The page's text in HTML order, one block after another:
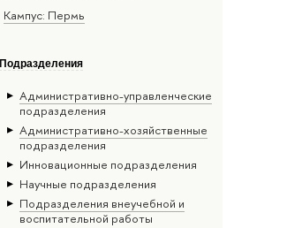
Кампус: Пермь
Подразделения
Административно-управленческие
подразделения
Административно-хозяйственные
подразделения
Инновационные подразделения
Научные подразделения
Подразделения внеучебной и
воспитательной работы